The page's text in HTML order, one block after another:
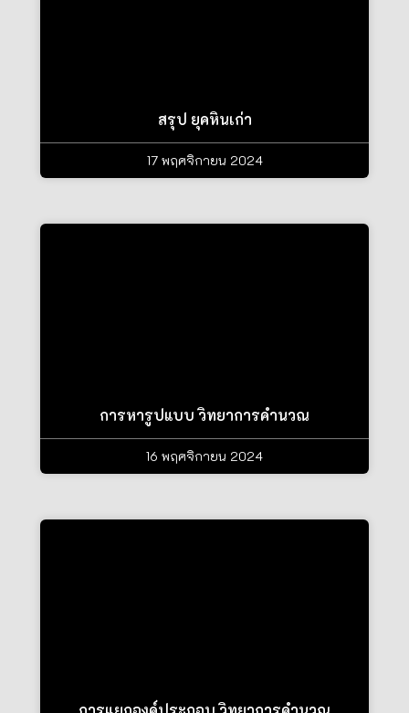
สรุป ยุคหินเก่า
17 พฤศจิกายน 2024
การหารูปแบบ วิทยาการคำนวณ
16 พฤศจิกายน 2024